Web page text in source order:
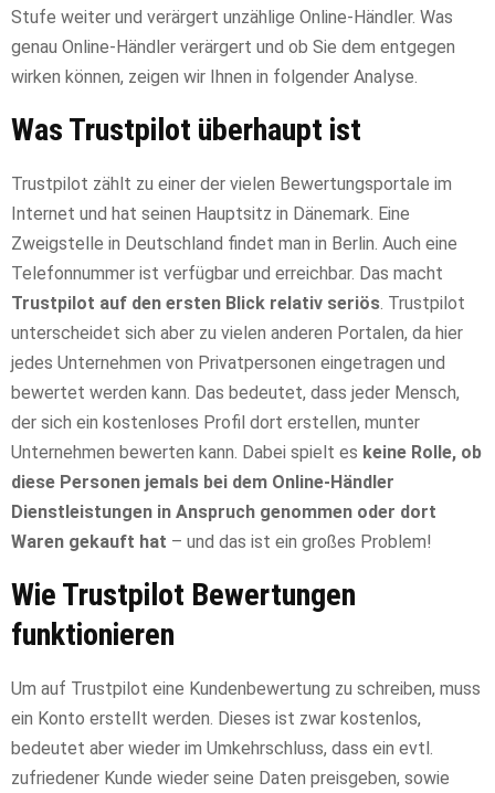
Stufe weiter und verärgert unzählige Online-Händler. Was
genau Online-Händler verärgert und ob Sie dem entgegen
wirken können, zeigen wir Ihnen in folgender Analyse.
Was Trustpilot überhaupt ist
Trustpilot zählt zu einer der vielen Bewertungsportale im
Internet und hat seinen Hauptsitz in Dänemark. Eine
Zweigstelle in Deutschland findet man in Berlin. Auch eine
Telefonnummer ist verfügbar und erreichbar. Das macht
Trustpilot auf den ersten Blick relativ seriös . Trustpilot
unterscheidet sich aber zu vielen anderen Portalen, da hier
jedes Unternehmen von Privatpersonen eingetragen und
bewertet werden kann. Das bedeutet, dass jeder Mensch,
der sich ein kostenloses Profil dort erstellen, munter
Unternehmen bewerten kann. Dabei spielt es keine Rolle, ob
diese Personen jemals bei dem Online-Händler
Dienstleistungen in Anspruch genommen oder dort
Waren gekauft hat – und das ist ein großes Problem!
Wie Trustpilot Bewertungen
funktionieren
Um auf Trustpilot eine Kundenbewertung zu schreiben, muss
ein Konto erstellt werden. Dieses ist zwar kostenlos,
bedeutet aber wieder im Umkehrschluss, dass ein evtl.
zufriedener Kunde wieder seine Daten preisgeben, sowie